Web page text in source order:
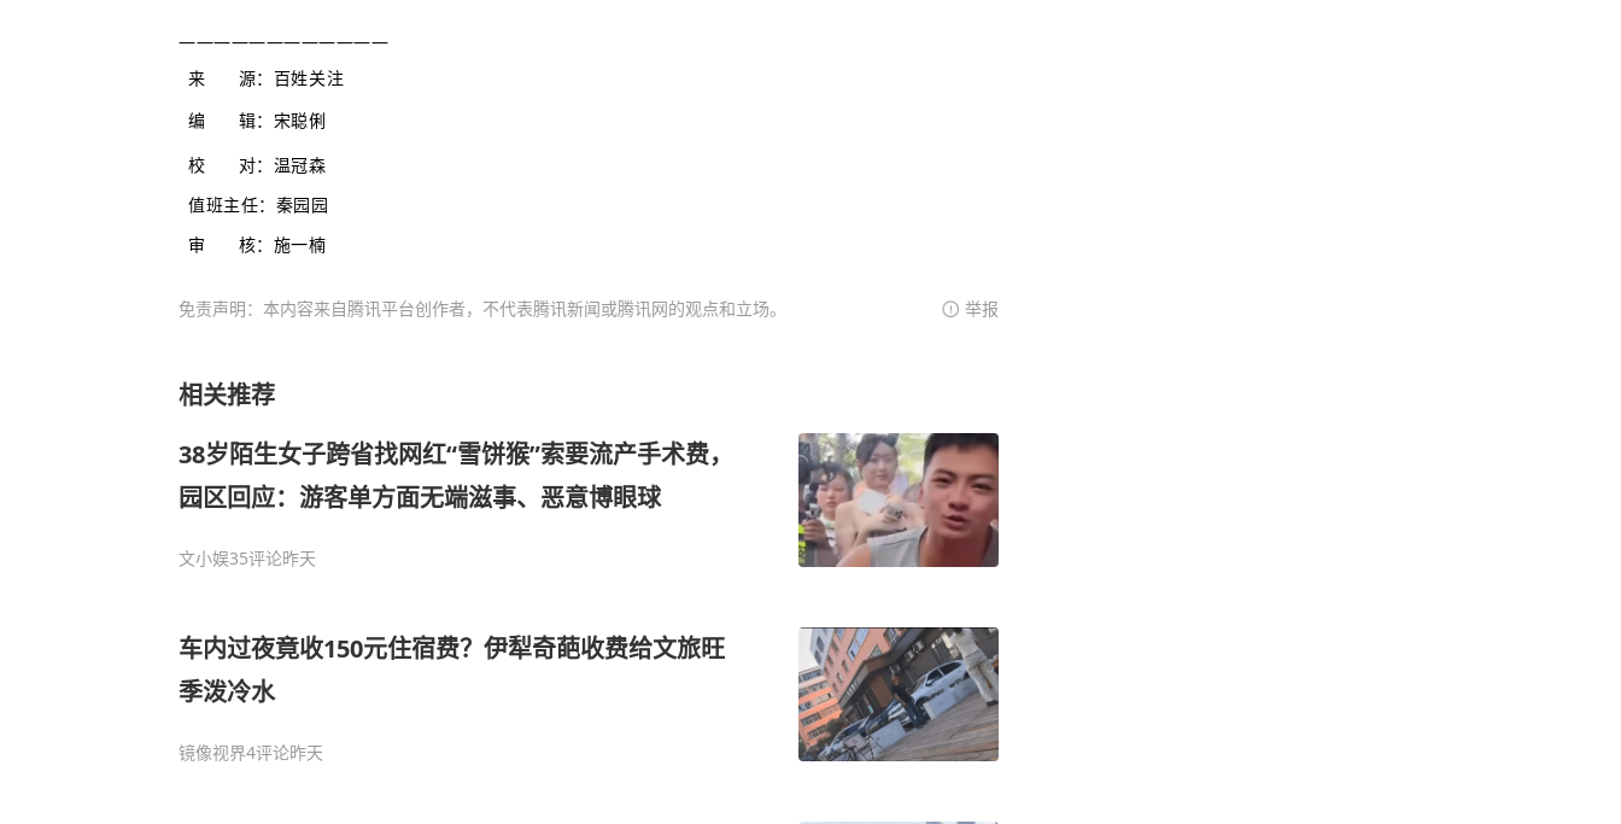
————————————
来 源：百姓关注
编 辑：宋聪俐
校 对：温冠森
值班主任：秦园园
审 核：施一楠
免责声明：本内容来自腾讯平台创作者，不代表腾讯新闻或腾讯网的观点和立场。 举报
相关推荐
38岁陌生女子跨省找网红“雪饼猴”索要流产手术费，
园区回应：游客单方面无端滋事、恶意博眼球
文小娱35评论昨天
车内过夜竟收150元住宿费？伊犁奇葩收费给文旅旺
季泼冷水
镜像视界4评论昨天